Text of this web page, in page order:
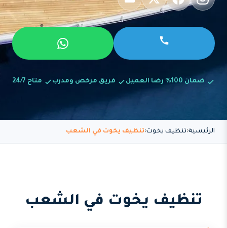
ضمان 100% رضا العميل فريق مرخص ومدرب متاح 24/7
الرئيسية تنظيف يخوت تنظيف يخوت في الشعب
تنظيف يخوت في الشعب